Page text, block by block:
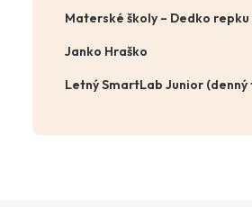
Materské školy – Dedko
Janko Hraško
Letný SmartLab Junior